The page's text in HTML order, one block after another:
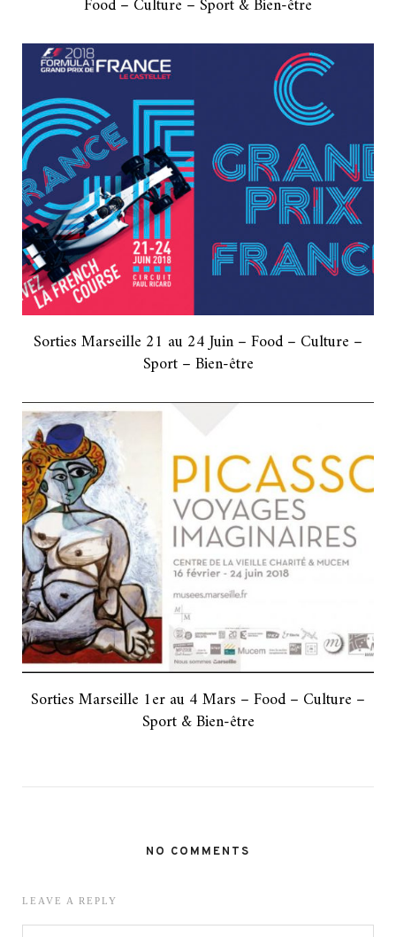
Food – Culture – Sport & Bien-être
Sorties Marseille 21 au 24 Juin – Food – Culture –
Sport – Bien-être
Sorties Marseille 1er au 4 Mars – Food – Culture –
Sport & Bien-être
NO COMMENTS
LEAVE A REPLY